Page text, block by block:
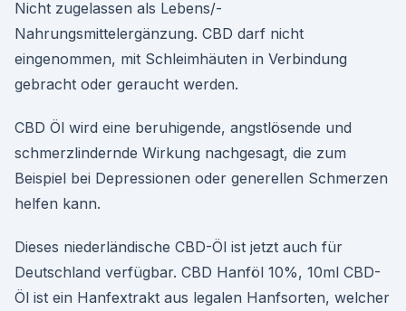
Nicht zugelassen als Lebens/-
Nahrungsmittelergänzung. CBD darf nicht
eingenommen, mit Schleimhäuten in Verbindung
gebracht oder geraucht werden.
CBD Öl wird eine beruhigende, angstlösende und
schmerzlindernde Wirkung nachgesagt, die zum
Beispiel bei Depressionen oder generellen Schmerzen
helfen kann.
Dieses niederländische CBD-Öl ist jetzt auch für
Deutschland verfügbar. CBD Hanföl 10%, 10ml CBD-
Öl ist ein Hanfextrakt aus legalen Hanfsorten, welcher